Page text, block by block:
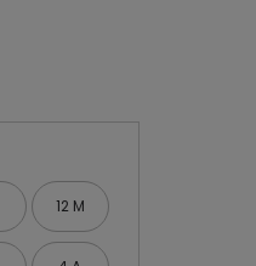
12 M